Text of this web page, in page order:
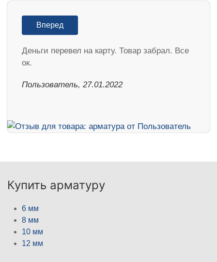
Вперед
Деньги перевел на карту. Товар забрал. Все
ок.
Пользователь, 27.01.2022
Купить арматуру
6 мм
8 мм
10 мм
12 мм